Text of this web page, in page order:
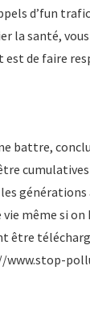
d’fun
la santé,
est de faire
battre,
cumulatives
même si
être
www.stop-